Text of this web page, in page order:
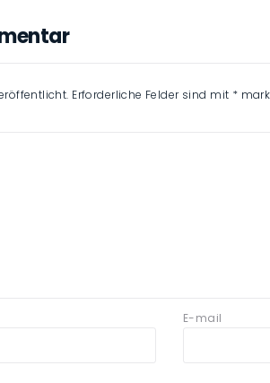
Erforderliche Felder sind mit *
E-mail